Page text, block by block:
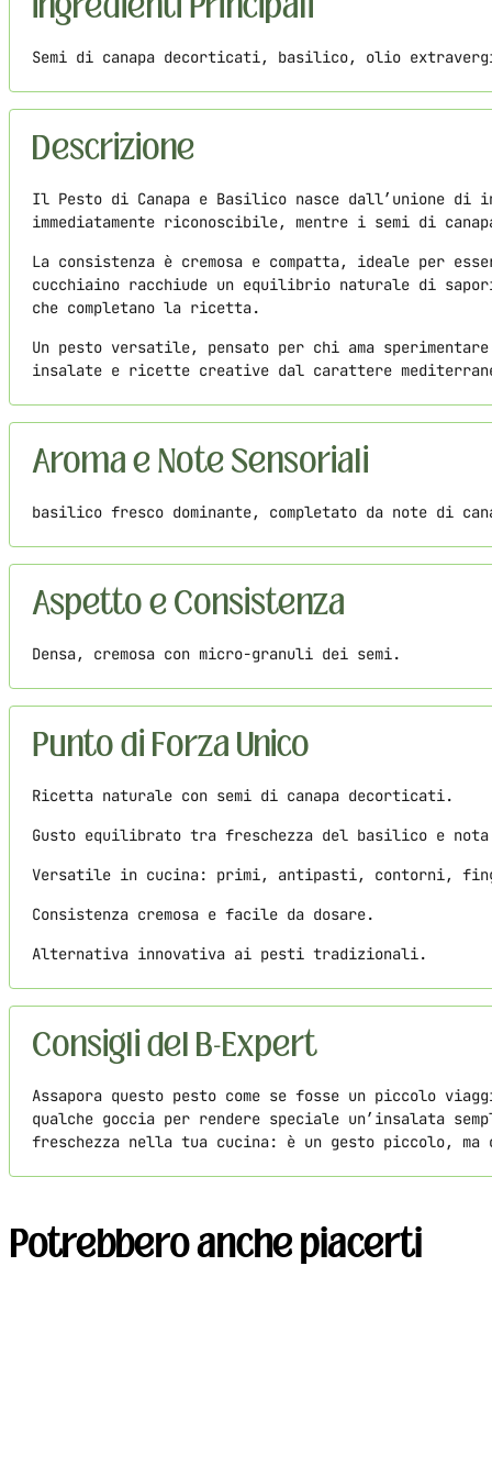
Semi di canapa decorticati, basilico, olio
Descrizione
Il Pesto di Canapa e Basilico nasce dall’unione di
immediatamente riconoscibile, mentre i semi di
La consistenza è cremosa e compatta, ideale per
cucchiaino racchiude un equilibrio naturale di
che completano la ricetta.
Un pesto versatile, pensato per chi ama
insalate e ricette creative dal carattere
Aroma e Note Sensoriali
basilico fresco dominante, completato da note di
Aspetto e Consistenza
Densa, cremosa con micro-granuli dei semi.
Punto di Forza Unico
Ricetta naturale con semi di canapa decorticati.
Gusto equilibrato tra freschezza del basilico e nota
Versatile in cucina: primi, antipasti, contorni,
Consistenza cremosa e facile da dosare.
Alternativa innovativa ai pesti tradizionali.
Consigli del B-Expert
Assapora questo pesto come se fosse un piccolo
qualche goccia per rendere speciale un’insalata
freschezza nella tua cucina: è un gesto piccolo,
Potrebbero anche piacerti